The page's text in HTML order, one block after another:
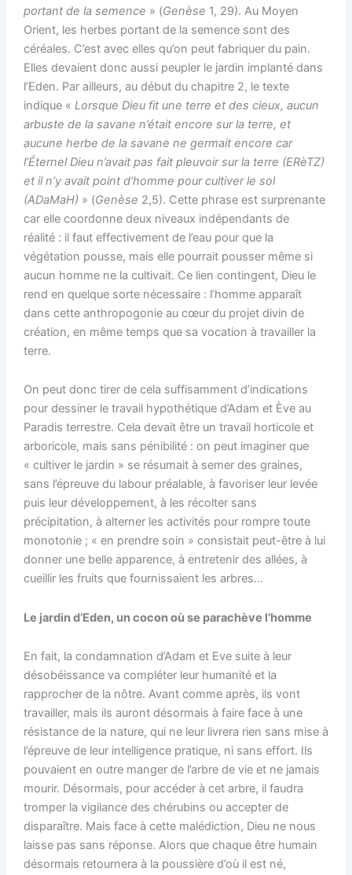
portant de la semence » (Genèse 1, 29). Au Moyen
Orient, les herbes portant de la semence sont des
céréales. C’est avec elles qu’on peut fabriquer du pain.
Elles devaient donc aussi peupler le jardin implanté dans
l’Eden. Par ailleurs, au début du chapitre 2, le texte
indique « Lorsque Dieu fit une terre et des cieux, aucun
arbuste de la savane n’était encore sur la terre, et
aucune herbe de la savane ne germait encore car
l’Éternel Dieu n’avait pas fait pleuvoir sur la terre (ERèTZ)
et il n’y avait point d’homme pour cultiver le sol
(ADaMaH) » (Genèse 2,5). Cette phrase est surprenante
car elle coordonne deux niveaux indépendants de
réalité : il faut effectivement de l’eau pour que la
végétation pousse, mais elle pourrait pousser même si
aucun homme ne la cultivait. Ce lien contingent, Dieu le
rend en quelque sorte nécessaire : l’homme apparaît
dans cette anthropogonie au cœur du projet divin de
création, en même temps que sa vocation à travailler la
terre.
On peut donc tirer de cela suffisamment d’indications
pour dessiner le travail hypothétique d’Adam et Ève au
Paradis terrestre. Cela devait être un travail horticole et
arboricole, mais sans pénibilité : on peut imaginer que
« cultiver le jardin » se résumait à semer des graines,
sans l’épreuve du labour préalable, à favoriser leur levée
puis leur développement, à les récolter sans
précipitation, à alterner les activités pour rompre toute
monotonie ; « en prendre soin » consistait peut-être à lui
donner une belle apparence, à entretenir des allées, à
cueillir les fruits que fournissaient les arbres…
Le jardin d’Eden, un cocon où se parachève l’homme
En fait, la condamnation d’Adam et Eve suite à leur
désobéissance va compléter leur humanité et la
rapprocher de la nôtre. Avant comme après, ils vont
travailler, mais ils auront désormais à faire face à une
résistance de la nature, qui ne leur livrera rien sans mise à
l’épreuve de leur intelligence pratique, ni sans effort. Ils
pouvaient en outre manger de l’arbre de vie et ne jamais
mourir. Désormais, pour accéder à cet arbre, il faudra
tromper la vigilance des chérubins ou accepter de
disparaître. Mais face à cette malédiction, Dieu ne nous
laisse pas sans réponse. Alors que chaque être humain
désormais retournera à la poussière d’où il est né,